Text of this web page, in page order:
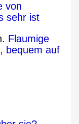
von
sehr ist
Flaumige
bequem auf